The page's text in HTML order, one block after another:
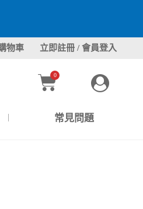
物車 立即註冊 / 會員登入
0
常見問題